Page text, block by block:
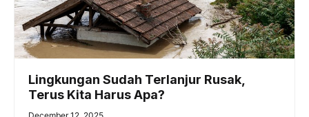
Lingkungan Sudah Terlanjur Rusak,
Terus Kita Harus Apa?